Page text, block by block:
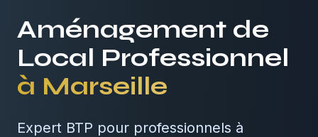
Aménagement de
Local Professionnel
à Marseille
Expert BTP pour professionnels à